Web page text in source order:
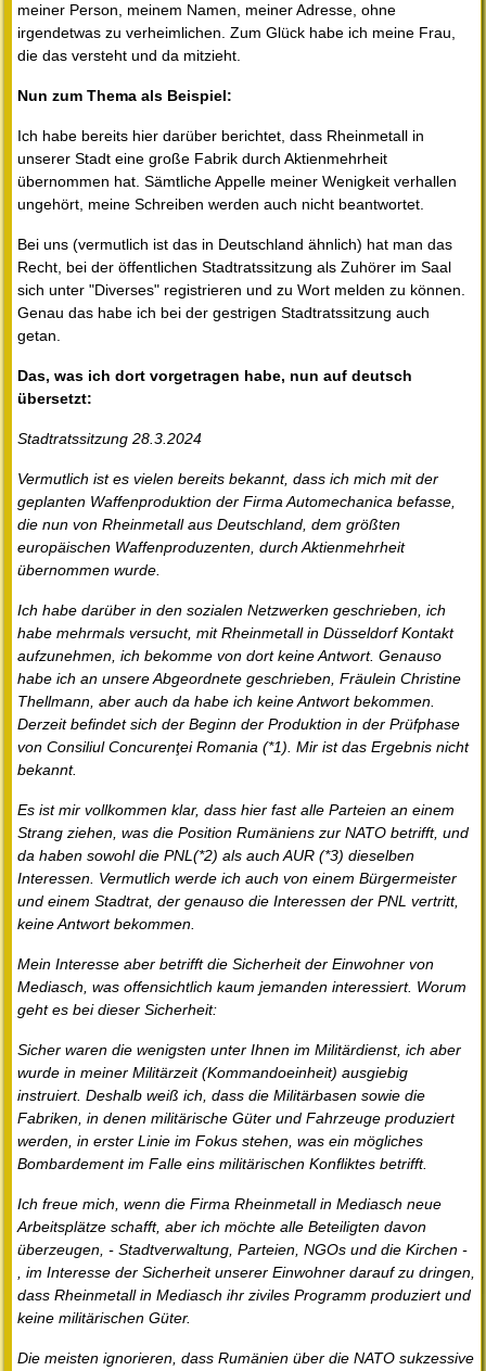
meiner Person, meinem Namen, meiner Adresse, ohne
irgendetwas zu verheimlichen. Zum Glück habe ich meine Frau,
die das versteht und da mitzieht.
Nun zum Thema als Beispiel:
Ich habe bereits hier darüber berichtet, dass Rheinmetall in
unserer Stadt eine große Fabrik durch Aktienmehrheit
übernommen hat. Sämtliche Appelle meiner Wenigkeit verhallen
ungehört, meine Schreiben werden auch nicht beantwortet.
Bei uns (vermutlich ist das in Deutschland ähnlich) hat man das
Recht, bei der öffentlichen Stadtratssitzung als Zuhörer im Saal
sich unter "Diverses" registrieren und zu Wort melden zu können.
Genau das habe ich bei der gestrigen Stadtratssitzung auch
getan.
Das, was ich dort vorgetragen habe, nun auf deutsch
übersetzt:
Stadtratssitzung 28.3.2024
Vermutlich ist es vielen bereits bekannt, dass ich mich mit der
geplanten Waffenproduktion der Firma Automechanica befasse,
die nun von Rheinmetall aus Deutschland, dem größten
europäischen Waffenproduzenten, durch Aktienmehrheit
übernommen wurde.
Ich habe darüber in den sozialen Netzwerken geschrieben, ich
habe mehrmals versucht, mit Rheinmetall in Düsseldorf Kontakt
aufzunehmen, ich bekomme von dort keine Antwort. Genauso
habe ich an unsere Abgeordnete geschrieben, Fräulein Christine
Thellmann, aber auch da habe ich keine Antwort bekommen.
Derzeit befindet sich der Beginn der Produktion in der Prüfphase
von Consiliul Concurenţei Romania (*1). Mir ist das Ergebnis nicht
bekannt.
Es ist mir vollkommen klar, dass hier fast alle Parteien an einem
Strang ziehen, was die Position Rumäniens zur NATO betrifft, und
da haben sowohl die PNL(*2) als auch AUR (*3) dieselben
Interessen. Vermutlich werde ich auch von einem Bürgermeister
und einem Stadtrat, der genauso die Interessen der PNL vertritt,
keine Antwort bekommen.
Mein Interesse aber betrifft die Sicherheit der Einwohner von
Mediasch, was offensichtlich kaum jemanden interessiert. Worum
geht es bei dieser Sicherheit:
Sicher waren die wenigsten unter Ihnen im Militärdienst, ich aber
wurde in meiner Militärzeit (Kommandoeinheit) ausgiebig
instruiert. Deshalb weiß ich, dass die Militärbasen sowie die
Fabriken, in denen militärische Güter und Fahrzeuge produziert
werden, in erster Linie im Fokus stehen, was ein mögliches
Bombardement im Falle eins militärischen Konfliktes betrifft.
Ich freue mich, wenn die Firma Rheinmetall in Mediasch neue
Arbeitsplätze schafft, aber ich möchte alle Beteiligten davon
überzeugen, - Stadtverwaltung, Parteien, NGOs und die Kirchen -
, im Interesse der Sicherheit unserer Einwohner darauf zu dringen,
dass Rheinmetall in Mediasch ihr ziviles Programm produziert und
keine militärischen Güter.
Die meisten ignorieren, dass Rumänien über die NATO sukzessive